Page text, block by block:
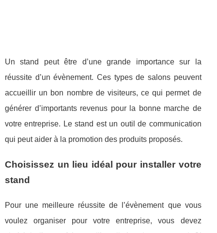
Un stand peut être d’une grande importance sur la
réussite d’un évènement. Ces types de salons peuvent
accueillir un bon nombre de visiteurs, ce qui permet de
générer d’importants revenus pour la bonne marche de
votre entreprise. Le stand est un outil de communication
qui peut aider à la promotion des produits proposés.
Choisissez un lieu idéal pour installer votre
stand
Pour une meilleure réussite de l’évènement que vous
voulez organiser pour votre entreprise, vous devez